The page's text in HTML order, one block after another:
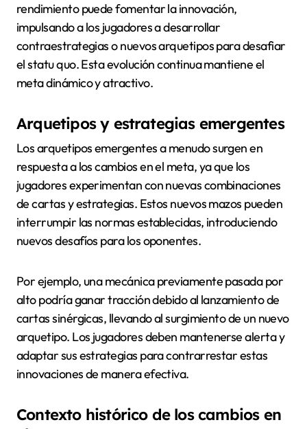
rendimiento puede fomentar la innovación,
impulsando a los jugadores a desarrollar
contraestrategias o nuevos arquetipos para desafiar
el statu quo. Esta evolución continua mantiene el
meta dinámico y atractivo.
Arquetipos y estrategias emergentes
Los arquetipos emergentes a menudo surgen en
respuesta a los cambios en el meta, ya que los
jugadores experimentan con nuevas combinaciones
de cartas y estrategias. Estos nuevos mazos pueden
interrumpir las normas establecidas, introduciendo
nuevos desafíos para los oponentes.
Por ejemplo, una mecánica previamente pasada por
alto podría ganar tracción debido al lanzamiento de
cartas sinérgicas, llevando al surgimiento de un nuevo
arquetipo. Los jugadores deben mantenerse alerta y
adaptar sus estrategias para contrarrestar estas
innovaciones de manera efectiva.
Contexto histórico de los cambios en